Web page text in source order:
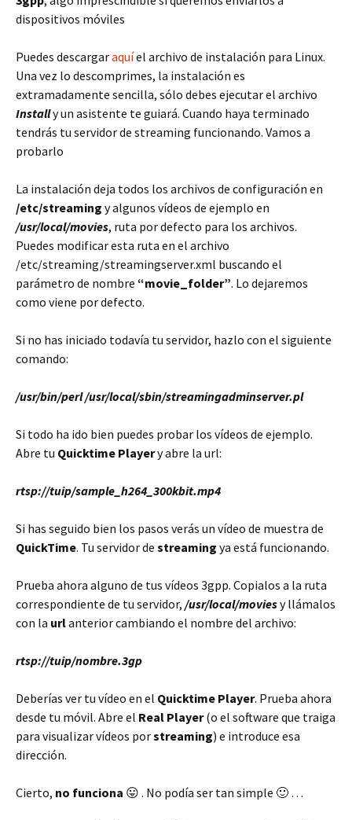
dispositivos móviles
Puedes descargaraquíel archivo de instalación para Linux.
Una vez lo descomprimes, la instalación es
extramadamente sencilla, sólo debes ejecutar el archivo
Instally un asistente te guiará. Cuando haya terminado
tendrás tu servidor de streaming funcionando. Vamos a
probarlo
La instalación deja todos los archivos de configuración en
/etc/streaming y algunos vídeos de ejemplo en
/usr/local/movies, ruta por defecto para los archivos.
Puedes modificar esta ruta en el archivo
/etc/streaming/streamingserver.xml buscando el
parámetro de nombre “movie_folder”. Lo dejaremos
como viene por defecto.
Si no has iniciado todavía tu servidor, hazlo con el siguiente
comando:
/usr/bin/perl /usr/local/sbin/streamingadminserver.pl
Si todo ha ido bien puedes probar los vídeos de ejemplo.
Abre tu Quicktime Playery abre la url:
rtsp://tuip/sample_h264_300kbit.mp4
Si has seguido bien los pasos verás un vídeo de muestra de
QuickTime. Tu servidor de streaming ya está funcionando.
Prueba ahora alguno de tus vídeos 3gpp. Copialos a la ruta
correspondiente de tu servidor, /usr/local/moviesy llámalos
con la urlanterior cambiando el nombre del archivo:
rtsp://tuip/nombre.3gp
Deberías ver tu vídeo en el Quicktime Player. Prueba ahora
desde tu móvil. Abre el Real Player(o el software que traiga
para visualizar vídeos porstreaming) e introduce esa
dirección.
Cierto, no funciona 😛 . No podía ser tan simple 🙂 …